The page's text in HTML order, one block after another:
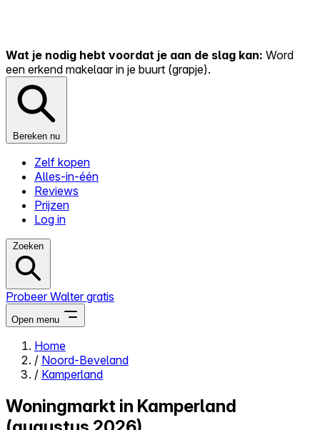
Wat je nodig hebt voordat je aan de slag kan: Word
een erkend makelaar in je buurt (grapje).
Bereken nu
Zelf kopen
Alles-in-één
Reviews
Prijzen
Log in
Zoeken
Probeer Walter gratis
Open menu
Close menu
Home
/ Noord-Beveland
/ Kamperland
Woningmarkt in Kamperland